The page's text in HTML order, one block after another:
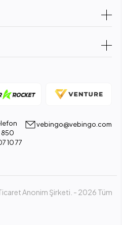
850
10 77
vebingo@vebingo.com
Anonim Şirketi. - 2026 Tüm